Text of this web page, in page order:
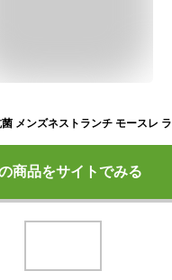
商品をサイトでみる